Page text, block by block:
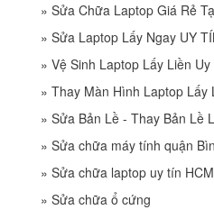
» Sửa Chữa Laptop Giá Rẻ
» Sửa Laptop Lấy Ngay UY
» Vệ Sinh Laptop Lấy Liền
» Thay Màn Hình Laptop Lấy
» Sửa Bản Lề - Thay Bản Lề
» Sửa chữa máy tính quận
» Sửa chữa laptop uy tín HCM
» Sửa chữa ổ cứng